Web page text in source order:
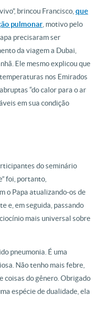
brincou Francisco, que
pulmonar , motivo pelo
precisaram ser
da viagem a Dubai,
Ele mesmo explicou que
nos Emirados
“do calor para o ar
em sua condição
do seminário
foi, portanto,
o Papa atualizando-os de
e, em seguida, passando
mais universal sobre
pneumonia. É uma
Não tenho mais febre,
coisas do gênero. Obrigado
espécie de dualidade, ela